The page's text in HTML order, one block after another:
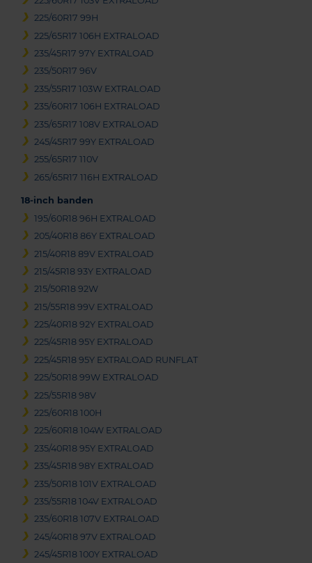
225/60R17 99H
225/65R17 106H EXTRALOAD
235/45R17 97Y EXTRALOAD
235/50R17 96V
235/55R17 103W EXTRALOAD
235/60R17 106H EXTRALOAD
235/65R17 108V EXTRALOAD
245/45R17 99Y EXTRALOAD
255/65R17 110V
265/65R17 116H EXTRALOAD
18-inch banden
195/60R18 96H EXTRALOAD
205/40R18 86Y EXTRALOAD
215/40R18 89V EXTRALOAD
215/45R18 93Y EXTRALOAD
215/50R18 92W
215/55R18 99V EXTRALOAD
225/40R18 92Y EXTRALOAD
225/45R18 95Y EXTRALOAD
225/45R18 95Y EXTRALOAD RUNFLAT
225/50R18 99W EXTRALOAD
225/55R18 98V
225/60R18 100H
225/60R18 104W EXTRALOAD
235/40R18 95Y EXTRALOAD
235/45R18 98Y EXTRALOAD
235/50R18 101V EXTRALOAD
235/55R18 104V EXTRALOAD
235/60R18 107V EXTRALOAD
245/40R18 97V EXTRALOAD
245/45R18 100Y EXTRALOAD